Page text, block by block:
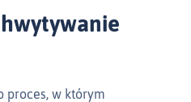
proces, w którym